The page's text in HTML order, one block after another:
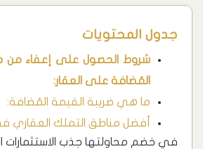
جدول المحتويات
شروط الحصول على إعفاء من
المُضافة على العقار:
ما هي ضريبة القيمة المُضافة:
أفضل مناطق التملك العقاري
في خضم محاولتها جذب الاستثمارات